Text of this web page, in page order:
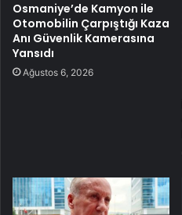
Osmaniye’de Kamyon ile
Otomobilin Çarpıştığı Kaza
Anı Güvenlik Kamerasına
Yansıdı
Ağustos 6, 2026